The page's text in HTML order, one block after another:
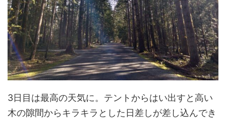
3日目は最高の天気に。テントからはい出すと高い
木の隙間からキラキラとした日差しが差し込んでき